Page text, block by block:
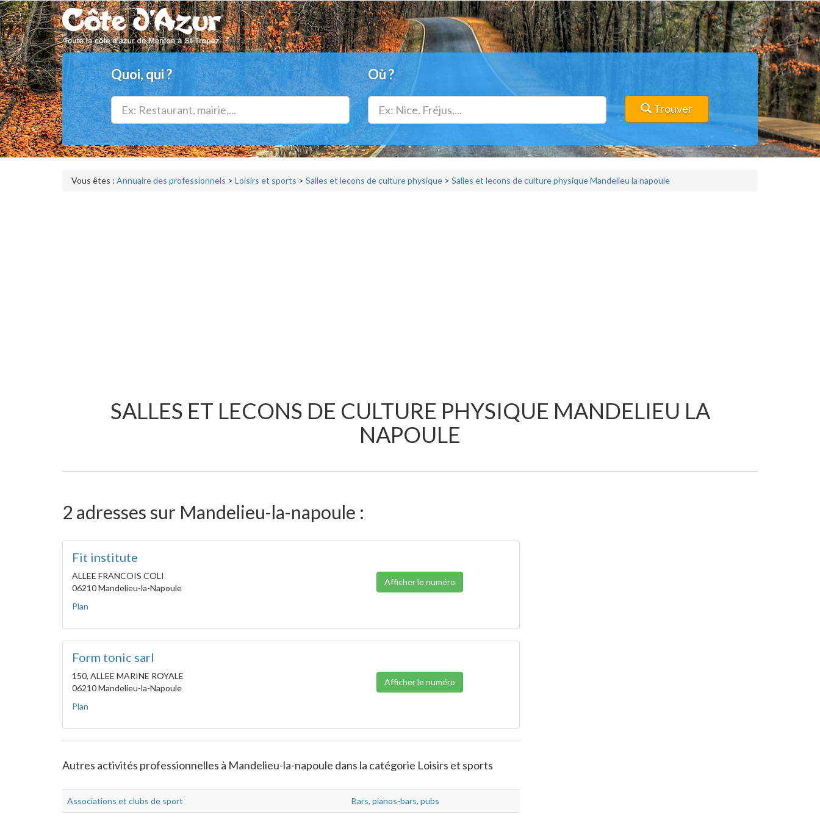
Quoi, qui ? Où ?
Trouver
Vous êtes : Annuaire des professionnels > Loisirs et sports > Salles et lecons de culture physique > Salles et lecons de culture physique Mandelieu la napoule
SALLES ET LECONS DE CULTURE PHYSIQUE MANDELIEU LA
NAPOULE
2 adresses sur Mandelieu-la-napoule :
Fit institute
ALLEE FRANCOIS COLI
06210 Mandelieu-la-Napoule
Plan
Afficher le numéro
Form tonic sarl
150, ALLEE MARINE ROYALE
06210 Mandelieu-la-Napoule
Plan
Afficher le numéro
Autres activités professionnelles à Mandelieu-la-napoule dans la catégorie Loisirs et sports
Associations et clubs de sport Bars, pianos-bars, pubs